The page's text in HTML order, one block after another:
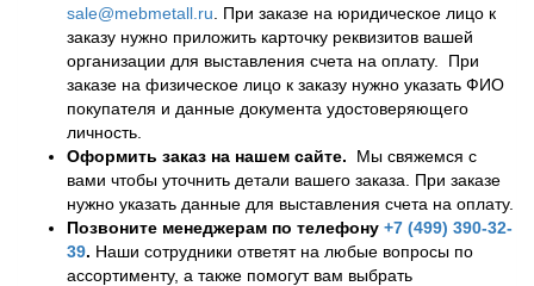
sale@mebmetall.ru . При заказе на юридическое лицо к
заказу нужно приложить карточку реквизитов вашей
организации для выставления счета на оплату. При
заказе на физическое лицо к заказу нужно указать ФИО
покупателя и данные документа удостоверяющего
личность.
Оформить заказ на нашем сайте. Мы свяжемся с
вами чтобы уточнить детали вашего заказа. При заказе
нужно указать данные для выставления счета на оплату.
Позвоните менеджерам по телефону +7 (499) 390-32-
39. Наши сотрудники ответят на любые вопросы по
ассортименту, а также помогут вам выбрать